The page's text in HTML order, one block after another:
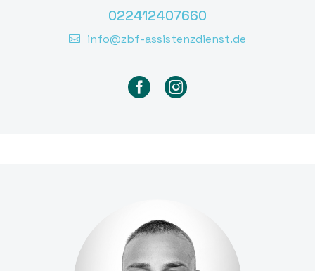
022412407660
info@zbf-assistenzdienst.de